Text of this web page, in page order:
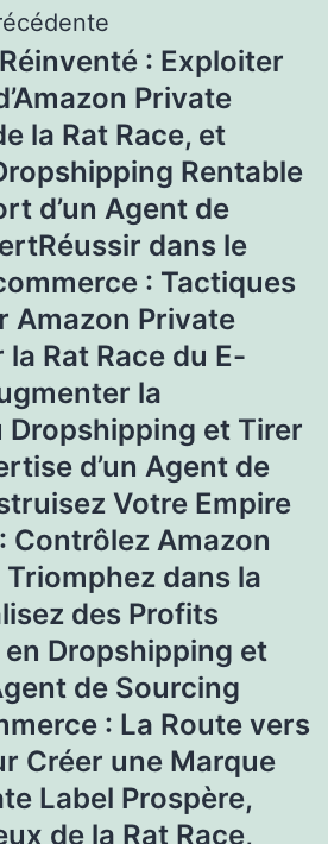
: Exploiter
Private
la Rat Race, et
Rentable
d’un Agent de
dans le
: Tactiques
Amazon Private
la Rat Race du E-
la
Dropshipping et Tirer
d’un Agent de
Votre Empire
Contrôlez Amazon
dans la
des Profits
Dropshipping et
de Sourcing
: La Route vers
Créer une Marque
Label Prospère,
de la Rat Race,